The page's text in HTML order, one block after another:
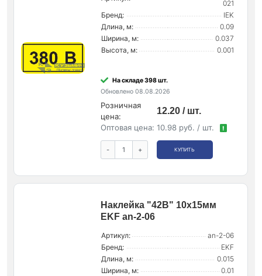
021
Бренд:
IEK
Длина, м:
0.09
Ширина, м:
0.037
Высота, м:
0.001
На складе 398 шт.
Обновлено 08.08.2026
Розничная
цена:
12.20 / шт.
Оптовая цена: 10.98 руб. / шт. !
- + КУПИТЬ
Наклейка "42В" 10х15мм
EKF an-2-06
Артикул:
an-2-06
Бренд:
EKF
Длина, м:
0.015
Ширина, м:
0.01